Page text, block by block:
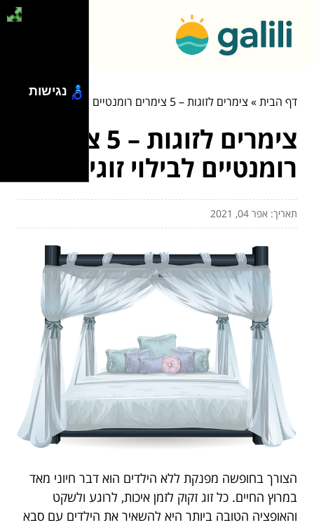
דף הבית» צימרים לזוגות – 5 צימרים רומנטיים לבילוי זוגי
צימרים לזוגות – 5 צימרים
רומנטיים לבילוי זוגי
תאריך: אפר 04, 2021
הצורך בחופשה מפנקת ללא הילדים הוא דבר חיוני מאד
במרוץ החיים. כל זוג זקוק לזמן איכות, לרוגע ולשקט
והאופציה הטובה ביותר היא להשאיר את הילדים עם סבא
נגישות